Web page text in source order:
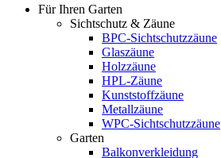
Für Ihren Garten
Sichtschutz & Zäune
BPC-Sichtschutzzäune
Glaszäune
Holzzäune
HPL-Zäune
Kunststoffzäune
Metallzäune
WPC-Sichtschutzzäune
Garten
Balkonverkleidung